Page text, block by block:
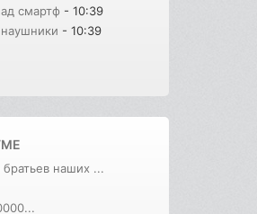
смартф - 10:39
- 10:39
наших ...